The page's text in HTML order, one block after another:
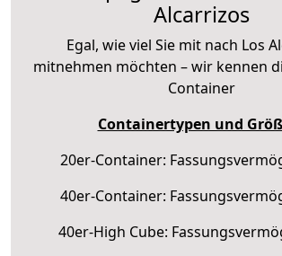
Alcarrizos
Egal, wie viel Sie mit nach Los
mitnehmen möchten – wir kennen
Container
Containertypen und
20er-Container:
40er-Container:
40er-High Cube: